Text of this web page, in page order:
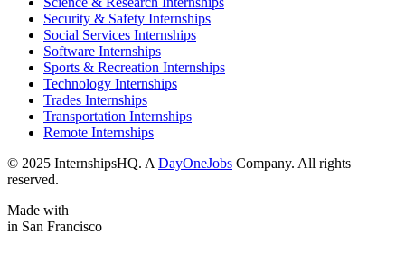
Security & Safety Internships
Social Services Internships
Software Internships
Sports & Recreation Internships
Technology Internships
Trades Internships
Transportation Internships
Remote Internships
© 2025 InternshipsHQ. A DayOneJobs Company. All rights
reserved.
Made with
in San Francisco